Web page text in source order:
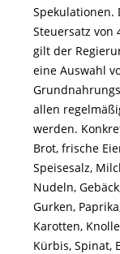
Spekulationen.
Steuersatz von
gilt der
eine Auswahl
allen
werden.
Brot, frische
Speisesalz,
Nudeln,
Gurken,
Karotten,
Kürbis, Spinat,